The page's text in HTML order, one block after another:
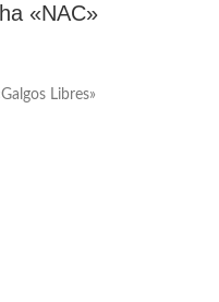
«NAC»
Libres»